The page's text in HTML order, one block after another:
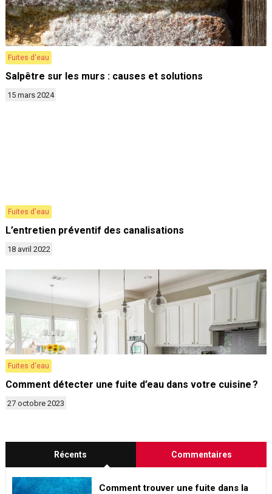
Fuites d'eau
Salpêtre sur les murs : causes et solutions
15 mars 2024
Fuites d'eau
L’entretien préventif des canalisations
18 avril 2022
Fuites d'eau
Comment détecter une fuite d’eau dans votre cuisine ?
27 octobre 2023
Récents Commentaires
Comment trouver une fuite dans la